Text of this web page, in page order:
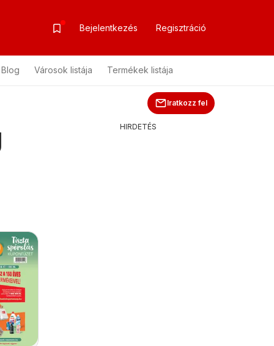
Bejelentkezés Regisztráció
Blog Városok listája Termékek listája
Iratkozz fel
HIRDETÉS